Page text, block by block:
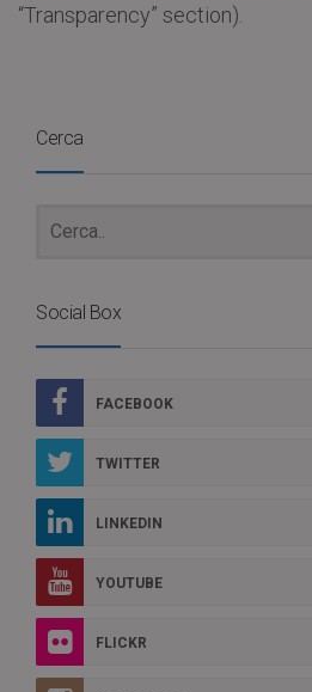
“Transparency” section).
Cerca
Social Box
FACEBOOK
TWITTER
LINKEDIN
YOUTUBE
FLICKR